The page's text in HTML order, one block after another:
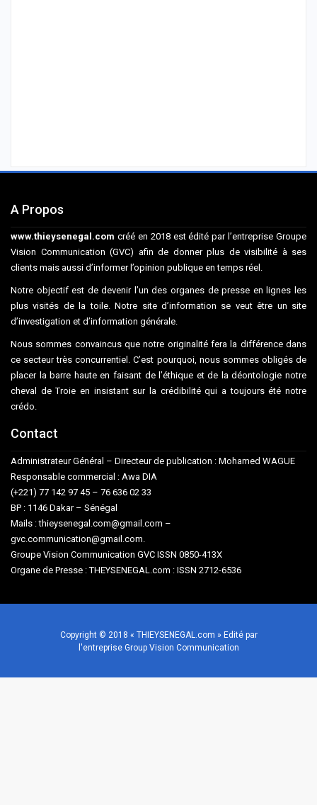
A Propos
www.thieysenegal.com créé en 2018 est édité par l’entreprise Groupe
Vision Communication (GVC) afin de donner plus de visibilité à ses
clients mais aussi d’informer l’opinion publique en temps réel.
Notre objectif est de devenir l’un des organes de presse en lignes les
plus visités de la toile. Notre site d’information se veut être un site
d’investigation et d’information générale.
Nous sommes convaincus que notre originalité fera la différence dans
ce secteur très concurrentiel. C’est pourquoi, nous sommes obligés de
placer la barre haute en faisant de l’éthique et de la déontologie notre
cheval de Troie en insistant sur la crédibilité qui a toujours été notre
crédo.
Contact
Administrateur Général – Directeur de publication : Mohamed WAGUE
Responsable commercial : Awa DIA
(+221) 77 142 97 45 – 76 636 02 33
BP : 1146 Dakar – Sénégal
Mails : thieysenegal.com@gmail.com –
gvc.communication@gmail.com.
Groupe Vision Communication GVC ISSN 0850-413X
Organe de Presse : THEYSENEGAL.com : ISSN 2712-6536
Copyright © 2018 « THIEYSENEGAL.com » Edité par
l'entreprise Group Vision Communication